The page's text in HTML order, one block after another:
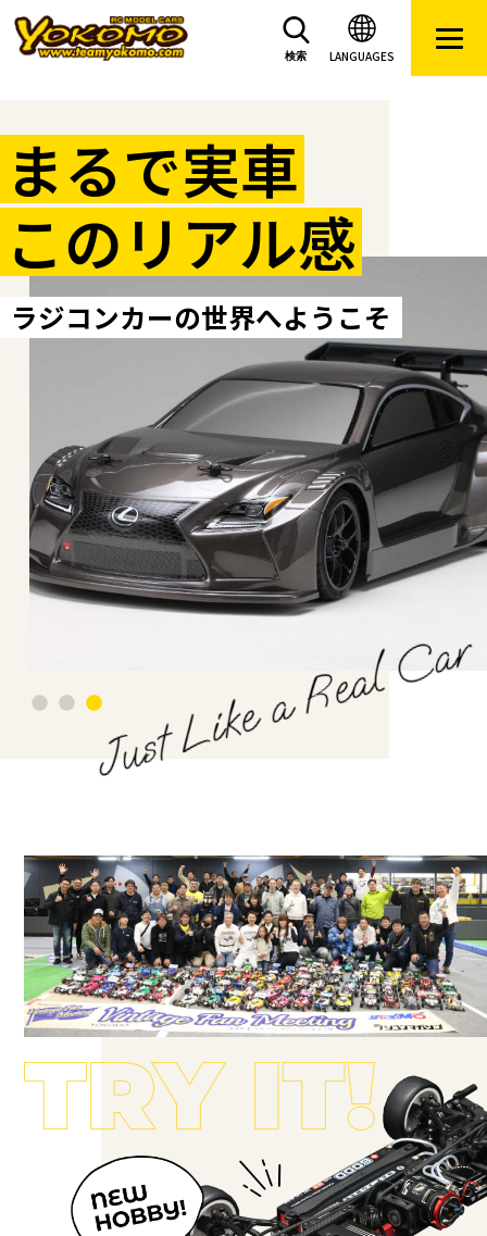
LANGUAGES
検索
まるで実車
このリアル感
ラジコンカーの世界へようこそ